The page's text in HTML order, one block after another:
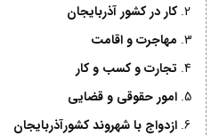
کار در کشور آذربایجان
مهاجرت و اقامت
تجارت و کسب و کار
امور حقوقی و قضایی
ازدواج با شهروند کشورآذربایجان